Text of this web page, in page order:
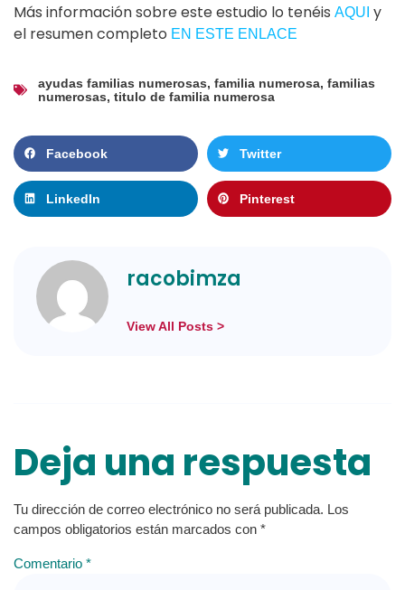
Más información sobre este estudio lo tenéis AQUI y
el resumen completo EN ESTE ENLACE
ayudas familias numerosas, familia numerosa, familias
numerosas, titulo de familia numerosa
Facebook Twitter
LinkedIn Pinterest
racobimza
View All Posts >
Deja una respuesta
Tu dirección de correo electrónico no será publicada. Los
campos obligatorios están marcados con *
Comentario *